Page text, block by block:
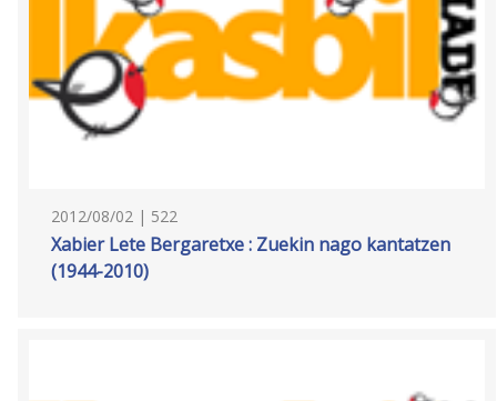
2012/08/02 | 522
Xabier Lete Bergaretxe : Zuekin nago kantatzen
(1944-2010)